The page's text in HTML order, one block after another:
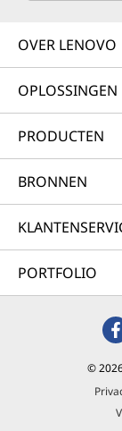
OVER LENOVO
OPLOSSINGEN
PRODUCTEN
BRONNEN
PORTFOLIO
©